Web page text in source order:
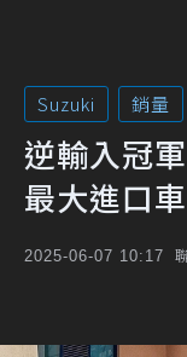
Suzuki 銷量
逆輸入冠
最大進口
2025-06-07 10:17